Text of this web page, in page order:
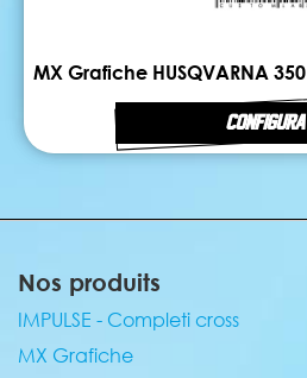
CONFIGURA
Nos produits
IMPULSE - Completi cross
MX Grafiche